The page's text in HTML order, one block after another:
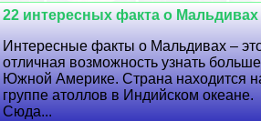
22 интересных факта о Мальдивах
Интересные факты о Мальдивах –
отличная возможность узнать
Южной Америке. Страна находится
группе атоллов в Индийском океане.
Сюда...